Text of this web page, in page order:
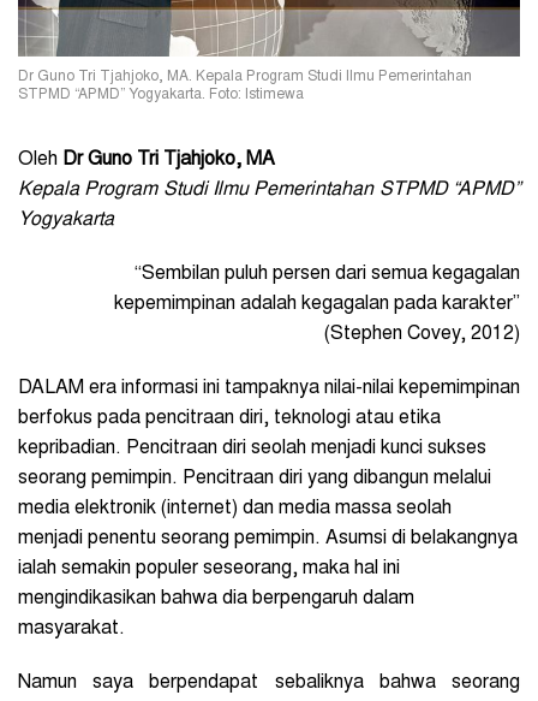
Dr Guno Tri Tjahjoko, MA. Kepala Program Studi Ilmu Pemerintahan
STPMD “APMD” Yogyakarta. Foto: Istimewa
Oleh Dr Guno Tri Tjahjoko, MA
Kepala Program Studi Ilmu Pemerintahan STPMD “APMD”
Yogyakarta
“Sembilan puluh persen dari semua kegagalan
kepemimpinan adalah kegagalan pada karakter”
(Stephen Covey, 2012)
DALAM era informasi ini tampaknya nilai-nilai kepemimpinan
berfokus pada pencitraan diri, teknologi atau etika
kepribadian. Pencitraan diri seolah menjadi kunci sukses
seorang pemimpin. Pencitraan diri yang dibangun melalui
media elektronik (internet) dan media massa seolah
menjadi penentu seorang pemimpin. Asumsi di belakangnya
ialah semakin populer seseorang, maka hal ini
mengindikasikan bahwa dia berpengaruh dalam
masyarakat.
Namun saya berpendapat sebaliknya bahwa seorang